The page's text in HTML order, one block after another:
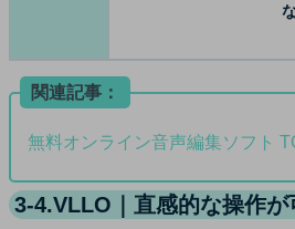
関連記事：
無料オンライン音声編集ソフト
3-4.VLLO｜直感的な操作